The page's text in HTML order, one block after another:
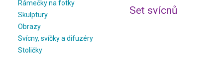
Rámečky na fotky
Skulptury
Obrazy
Svícny, svíčky a difuzéry
Stoličky
Set svícnů